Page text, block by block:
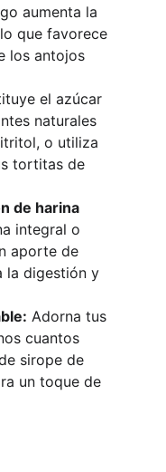
aumenta la
que favorece
los antojos
el azúcar
naturales
o utiliza
tortitas de
de harina
integral o
aporte de
la digestión y
Adorna tus
cuantos
sirope de
un toque de